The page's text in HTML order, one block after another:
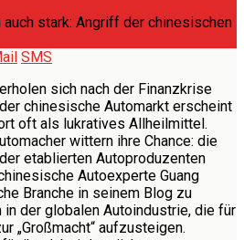
SMS
sich nach der Finanzkrise
chinesische Automarkt erscheint
oft als lukratives Allheilmittel.
wittern ihre Chance: die
etablierten Autoproduzenten
Autoexperte Guang
Branche in seinem Blog zu
in der globalen Autoindustrie, die für
„Großmacht“ aufzusteigen.